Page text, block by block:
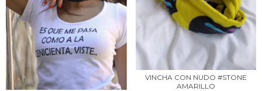
VINCHA CON NUDO #STONE
AMARILLO